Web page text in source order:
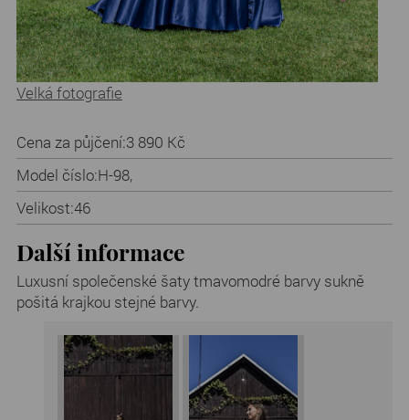
Velká fotografie
Cena za půjčení:3 890 Kč
Model číslo:H-98,
Velikost:46
Další informace
Luxusní společenské šaty tmavomodré barvy sukně
pošitá krajkou stejné barvy.